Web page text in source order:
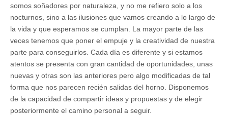
somos soñadores por naturaleza, y no me refiero solo a los
nocturnos, sino a las ilusiones que vamos creando a lo largo de
la vida y que esperamos se cumplan. La mayor parte de las
veces tenemos que poner el empuje y la creatividad de nuestra
parte para conseguirlos. Cada día es diferente y si estamos
atentos se presenta con gran cantidad de oportunidades, unas
nuevas y otras son las anteriores pero algo modificadas de tal
forma que nos parecen recién salidas del horno. Disponemos
de la capacidad de compartir ideas y propuestas y de elegir
posteriormente el camino personal a seguir.